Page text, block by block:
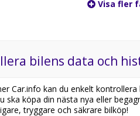
Visa fler
bilens data och
Car.info kan du enkelt
ska köpa din nästa nya eller
tryggare och säkrare bilköp!